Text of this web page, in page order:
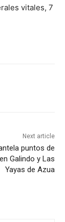
vitales, 7
Next article
puntos de
Galindo y Las
Yayas de Azua